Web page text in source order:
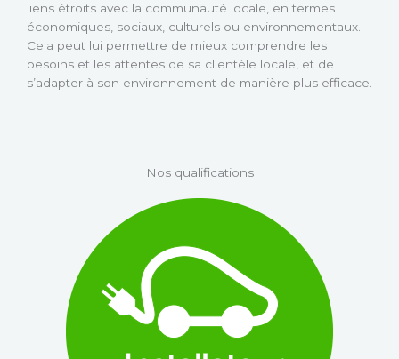
liens étroits avec la communauté locale, en termes
économiques, sociaux, culturels ou environnementaux.
Cela peut lui permettre de mieux comprendre les
besoins et les attentes de sa clientèle locale, et de
s’adapter à son environnement de manière plus efficace.
Nos qualifications